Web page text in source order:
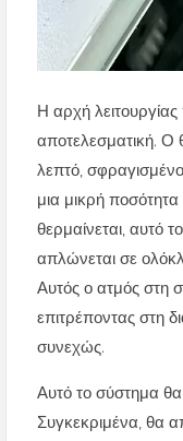
Η αρχή
αποτελεσματική. Ο
λεπτό,
μια μικρή
θερμαίνεται, αυτό
απλώνεται σε
Αυτός ο ατμός στη
επιτρέποντας στη
συνεχώς.
Αυτό το σύστημα
Συγκεκριμένα, θα